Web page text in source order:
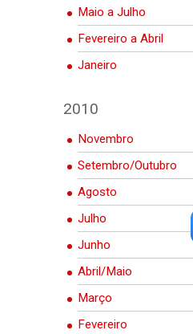
Maio a Julho
Fevereiro a Abril
Janeiro
2010
Novembro
Setembro/Outubro
Agosto
Julho
Junho
Abril/Maio
Março
Fevereiro